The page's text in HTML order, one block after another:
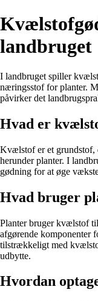
landbruget
I landbruget spiller
næringsstof for planter.
påvirker det
Hvad er
Kvælstof er et grundstof,
herunder planter. I
gødning for at øge
Hvad bruger
Planter bruger kvælstof
afgørende komponenter
tilstrækkeligt med
udbytte.
Hvordan